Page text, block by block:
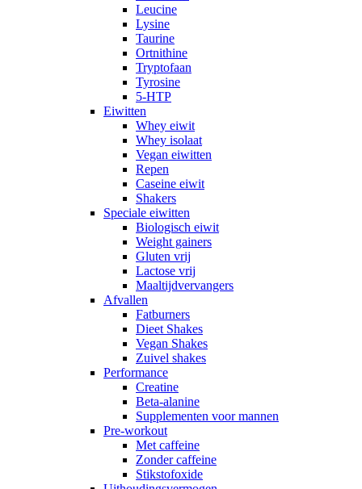
Leucine
Lysine
Taurine
Ortnithine
Tryptofaan
Tyrosine
5-HTP
Eiwitten
Whey eiwit
Whey isolaat
Vegan eiwitten
Repen
Caseine eiwit
Shakers
Speciale eiwitten
Biologisch eiwit
Weight gainers
Gluten vrij
Lactose vrij
Maaltijdvervangers
Afvallen
Fatburners
Dieet Shakes
Vegan Shakes
Zuivel shakes
Performance
Creatine
Beta-alanine
Supplementen voor mannen
Pre-workout
Met caffeine
Zonder caffeine
Stikstofoxide